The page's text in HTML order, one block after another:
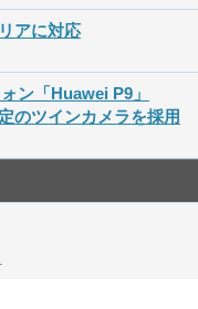
アに対応
ン「Huawei P9」
のツインカメラを採用